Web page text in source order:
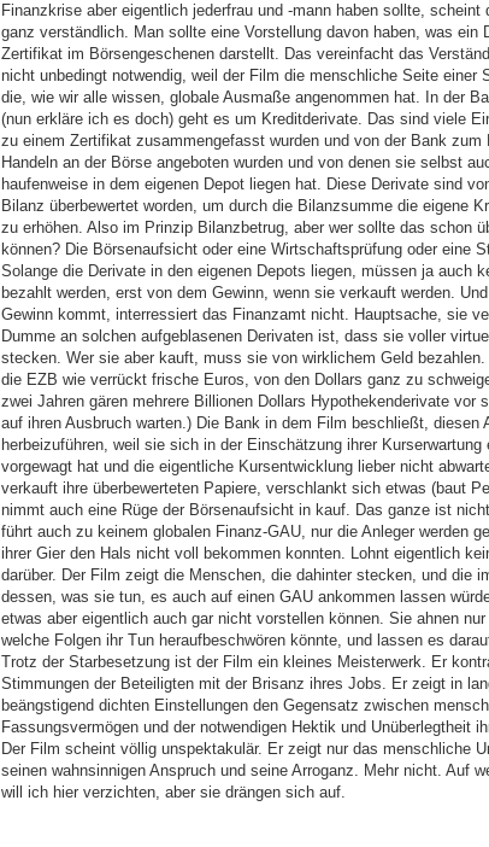
Finanzkrise aber eigentlich jederfrau und -mann haben sollte, scheint
ganz verständlich. Man sollte eine Vorstellung davon haben, was ein
Zertifikat im Börsengeschenen darstellt. Das vereinfacht das
nicht unbedingt notwendig, weil der Film die menschliche Seite einer
die, wie wir alle wissen, globale Ausmaße angenommen hat. In der
(nun erkläre ich es doch) geht es um Kreditderivate. Das sind viele
zu einem Zertifikat zusammengefasst wurden und von der Bank zum
Handeln an der Börse angeboten wurden und von denen sie selbst
haufenweise in dem eigenen Depot liegen hat. Diese Derivate sind
Bilanz überbewertet worden, um durch die Bilanzsumme die eigene
zu erhöhen. Also im Prinzip Bilanzbetrug, aber wer sollte das schon
können? Die Börsenaufsicht oder eine Wirtschaftsprüfung oder eine
Solange die Derivate in den eigenen Depots liegen, müssen ja auch
bezahlt werden, erst von dem Gewinn, wenn sie verkauft werden.
Gewinn kommt, interressiert das Finanzamt nicht. Hauptsache, sie
Dumme an solchen aufgeblasenen Derivaten ist, dass sie voller
stecken. Wer sie aber kauft, muss sie von wirklichem Geld
die EZB wie verrückt frische Euros, von den Dollars ganz zu
zwei Jahren gären mehrere Billionen Dollars Hypothekenderivate vor
auf ihren Ausbruch warten.) Die Bank in dem Film beschließt, diesen
herbeizuführen, weil sie sich in der Einschätzung ihrer Kurserwartung
vorgewagt hat und die eigentliche Kursentwicklung lieber nicht
verkauft ihre überbewerteten Papiere, verschlankt sich etwas (baut
nimmt auch eine Rüge der Börsenaufsicht in kauf. Das ganze ist
führt auch zu keinem globalen Finanz-GAU, nur die Anleger werden
ihrer Gier den Hals nicht voll bekommen konnten. Lohnt eigentlich
darüber. Der Film zeigt die Menschen, die dahinter stecken, und die
dessen, was sie tun, es auch auf einen GAU ankommen lassen
etwas aber eigentlich auch gar nicht vorstellen können. Sie ahnen
welche Folgen ihr Tun heraufbeschwören könnte, und lassen es
Trotz der Starbesetzung ist der Film ein kleines Meisterwerk. Er
Stimmungen der Beteiligten mit der Brisanz ihres Jobs. Er zeigt in
beängstigend dichten Einstellungen den Gegensatz zwischen
Fassungsvermögen und der notwendigen Hektik und Unüberlegtheit
Der Film scheint völlig unspektakulär. Er zeigt nur das menschliche
seinen wahnsinnigen Anspruch und seine Arroganz. Mehr nicht. Auf
will ich hier verzichten, aber sie drängen sich auf.